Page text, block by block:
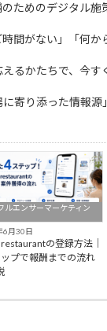
ためのデジタル施
間がない」「何か
るかたちで、今す
寄り添った情報源
ルエンサーマーケティン
6月30日
の登録方法｜
プで報酬までの流れ